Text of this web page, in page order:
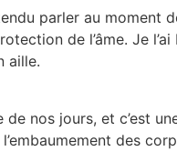
parler au moment
de l’âme. Je
aille.
nos jours, et c’est
des